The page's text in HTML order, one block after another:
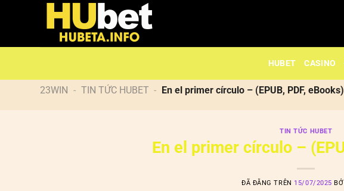
HUBET CASINO
23WIN - TIN TỨC HUBET - En el primer círculo – (EPUB, PDF, eBooks)
TIN TỨC HUBET
En el primer círculo –
ĐÃ ĐĂNG TRÊN 15/07/2025 BỞI